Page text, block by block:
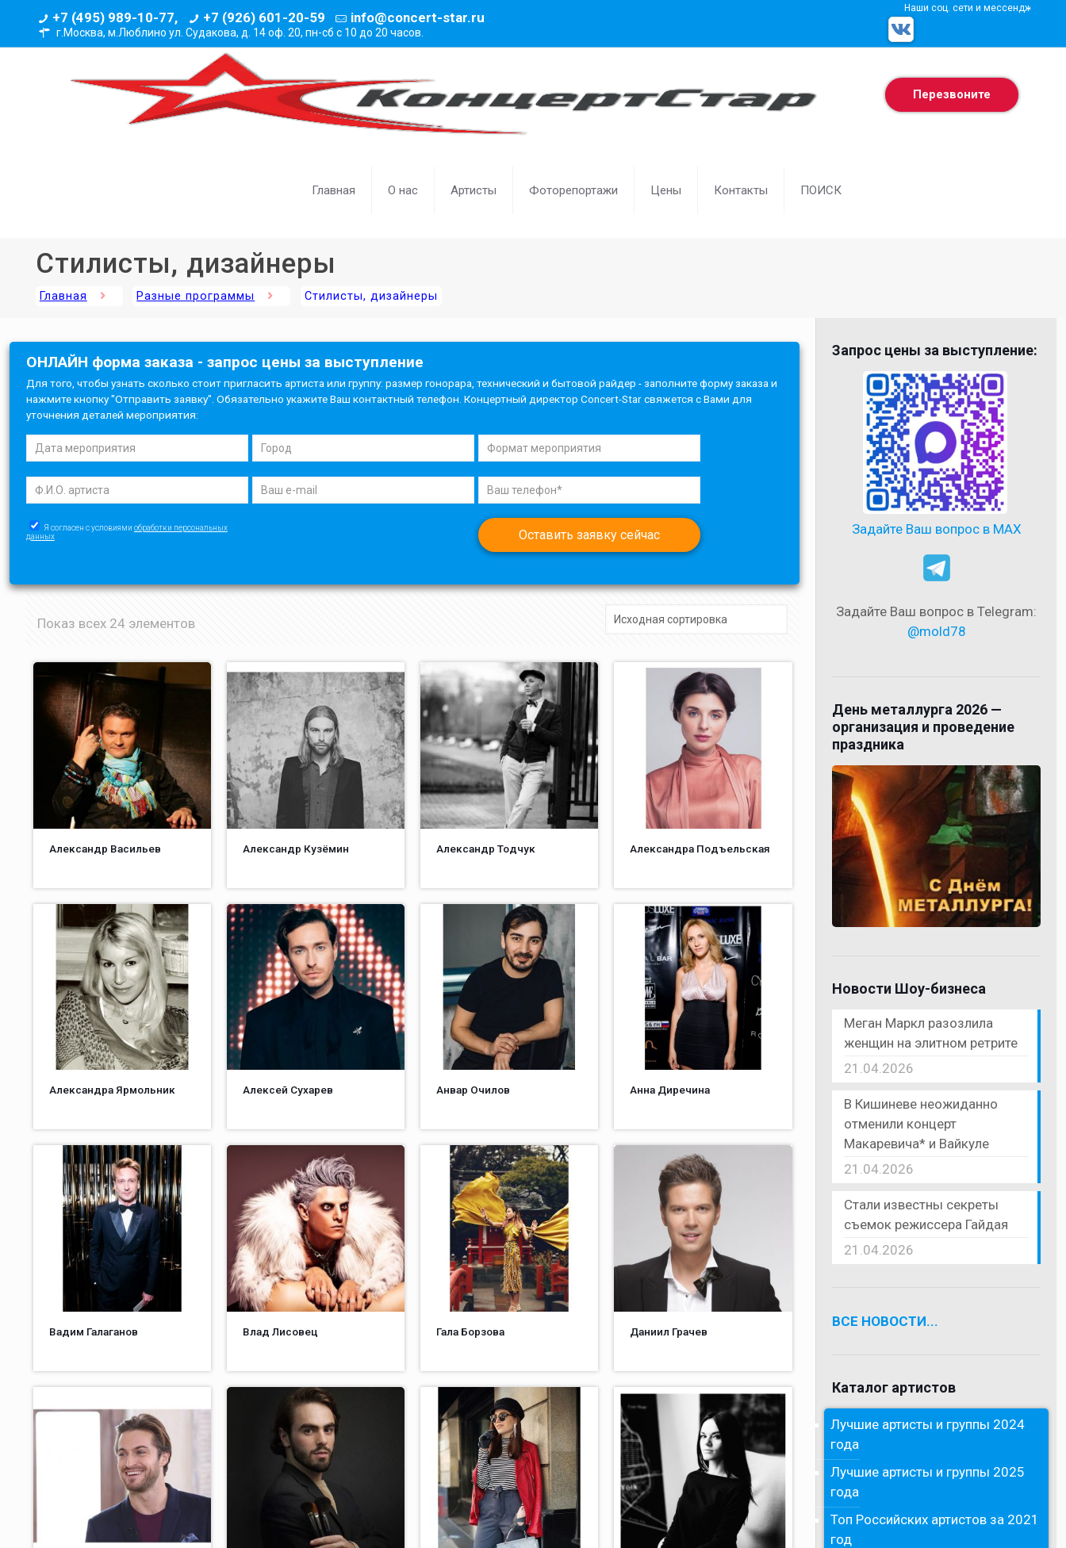
+7 (495) 989-10-77, +7 (926) 601-20-59 info@concert-star.ru
г.Москва, м.Люблино ул. Судакова, д. 14 оф. 20, пн-сб с 10 до 20 часов.
Наши соц. сети и мессенджеры
Главная О нас Артисты Фоторепортажи Цены Контакты ПОИСК
Перезвоните
Стилисты, дизайнеры
Главная Разные программы Стилисты, дизайнеры
ОНЛАЙН форма заказа - запрос цены за выступление
Для того, чтобы узнать сколько стоит пригласить артиста или группу: размер гонорара, технический и бытовой райдер - заполните форму заказа и
нажмите кнопку "Отправить заявку". Обязательно укажите Ваш контактный телефон. Концертный директор Concert-Star свяжется с Вами для
уточнения деталей мероприятия:
Я согласен с условиями обработки персональных
данных
Показ всех 24 элементов
Александр Васильев Александр Кузёмин Александр Тодчук Александра Подъельская
Александра Ярмольник Алексей Сухарев Анвар Очилов Анна Диречина
Вадим Галаганов Влад Лисовец Гала Борзова Даниил Грачев
Запрос цены за выступление:
Задайте Ваш вопрос в MAX
Задайте Ваш вопрос в Telegram:
@mold78
День металлурга 2026 —
организация и проведение
праздника
Новости Шоу-бизнеса
Меган Маркл разозлила
женщин на элитном ретрите
21.04.2026
В Кишиневе неожиданно
отменили концерт
Макаревича* и Вайкуле
21.04.2026
Стали известны секреты
съемок режиссера Гайдая
21.04.2026
ВСЕ НОВОСТИ...
Каталог артистов
Лучшие артисты и группы 2024
года
Лучшие артисты и группы 2025
года
Топ Российских артистов за 2021
год